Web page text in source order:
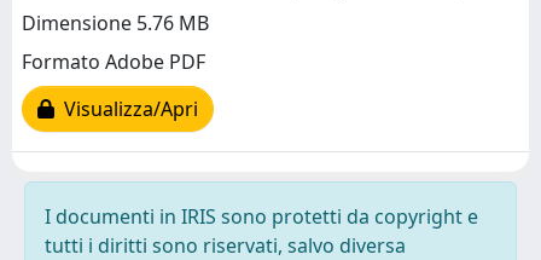
Dimensione 5.76 MB
Formato Adobe PDF
Visualizza/Apri
I documenti in IRIS sono protetti da copyright e
tutti i diritti sono riservati, salvo diversa